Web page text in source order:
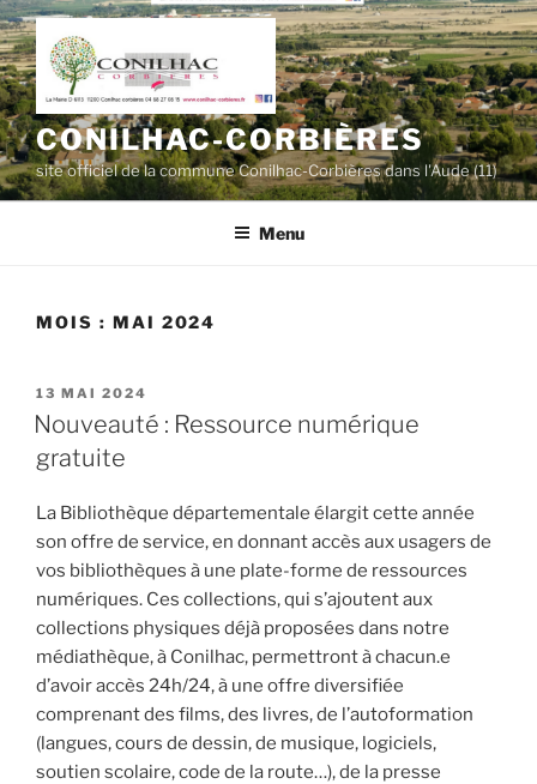
Aller
au
contenu
principal
CONILHAC-CORBIÈRES
site officiel de la commune Conilhac-Corbières dans l'Aude (11)
Menu
MOIS : MAI 2024
PUBLIÉ
LE
13 MAI 2024
Nouveauté : Ressource numérique
gratuite
La Bibliothèque départementale élargit cette année
son offre de service, en donnant accès aux usagers de
vos bibliothèques à une plate-forme de ressources
numériques. Ces collections, qui s’ajoutent aux
collections physiques déjà proposées dans notre
médiathèque, à Conilhac, permettront à chacun.e
d’avoir accès 24h/24, à une offre diversifiée
comprenant des films, des livres, de l’autoformation
(langues, cours de dessin, de musique, logiciels,
soutien scolaire, code de la route…), de la presse